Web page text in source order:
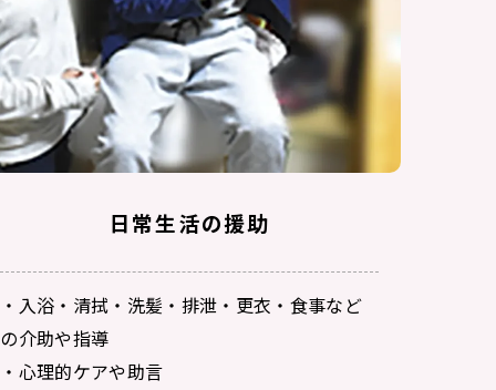
日常生活の援助
・入浴・清拭・洗髪・排泄・更衣・食事など
の介助や指導
・心理的ケアや助言